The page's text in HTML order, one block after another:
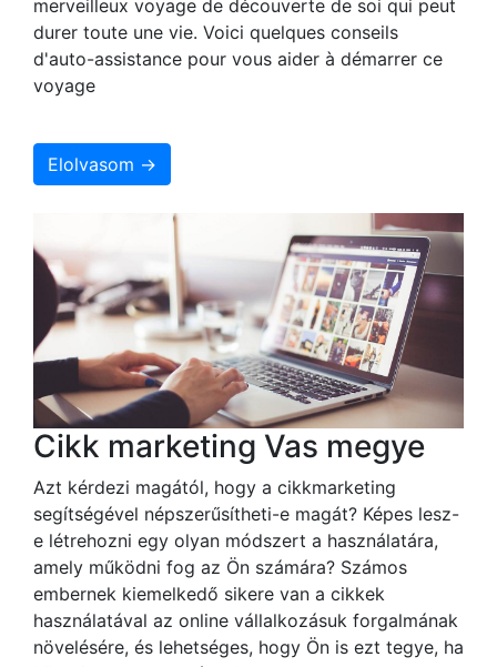
merveilleux voyage de découverte de soi qui peut
durer toute une vie. Voici quelques conseils
d'auto-assistance pour vous aider à démarrer ce
voyage
Elolvasom →
Cikk marketing Vas megye
Azt kérdezi magától, hogy a cikkmarketing
segítségével népszerűsítheti-e magát? Képes lesz-
e létrehozni egy olyan módszert a használatára,
amely működni fog az Ön számára? Számos
embernek kiemelkedő sikere van a cikkek
használatával az online vállalkozásuk forgalmának
növelésére, és lehetséges, hogy Ön is ezt tegye, ha